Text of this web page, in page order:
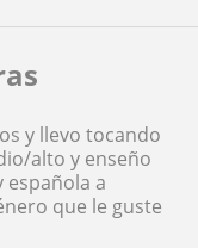
y llevo tocando
alto y enseño
española a
que le guste